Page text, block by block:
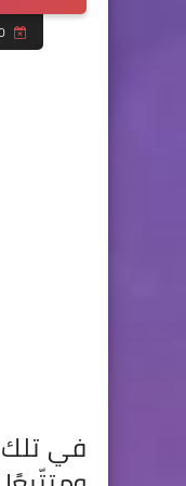
30 يونيو 2022
في تلك